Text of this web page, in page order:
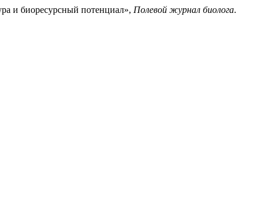
и биоресурсный потенциал», Полевой журнал биолога.